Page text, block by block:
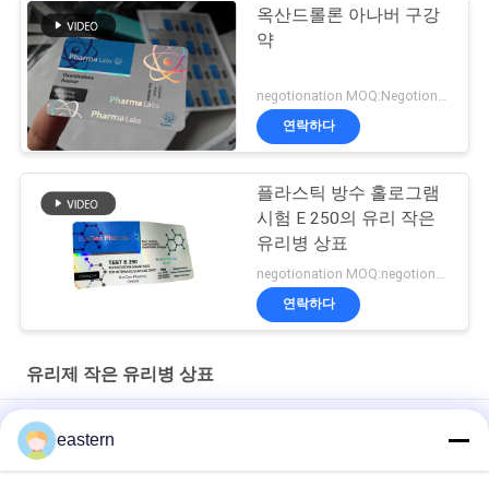
옥산드롤론 아나버 구강
약
연락하다
플라스틱 방수 홀로그램
시험 E 250의 유리 작은
유리병 상표
연락하다
유리제 작은 유리병 상표
Somatropin HG 176-191 2mlx10 레이블이 있는 유리 바이알
전 세트 Paer Instrution를 가진 tren 아세테이트 작은 유리병 작은
eastern